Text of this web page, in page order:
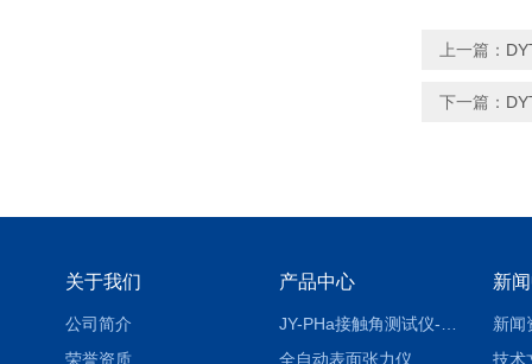
上一篇：
下一篇：
关于我们
公司简介
荣誉资质
产品中心
全自动表面张力仪
新
新闻
技术